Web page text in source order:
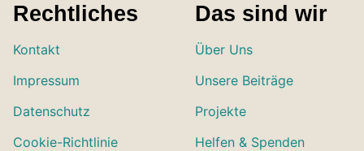
Rechtliches
Kontakt
Impressum
Datenschutz
Cookie-Richtlinie
Das sind wir
Über Uns
Unsere Beiträge
Projekte
Helfen & Spenden